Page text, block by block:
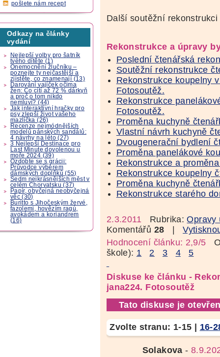
pošlete nám recept
Odkazy na články
vydání
Nejlepší volby pro šatník
tvého dítěte (1)
Onemocnění žlučníku –
poznejte ty nejčastější a
zjistěte, co znamenají (13)
Darování vajíček očima
žen: Co cítí až 72 % dárkyň
a proč o tom nikdo
nemluví? (44)
Jak interaktivní hračky pro
psy zlepší život vašeho
mazlíčka (26)
Recenze nejmódnějších
modelů pánských sandálů:
4 návrhy na léto (27)
3 Nejlepší Destinace pro
Last Minute dovolenou u
moře 2024 (39)
Ozdobte se s grácii:
Průvodce výběrem
dámských doplňků (55)
Sedm nejkrásnějších měst v
celém Chorvatsku (37)
Papír, obyčejná neobyčejná
věc (30)
Buritto s Jihočeským žervé,
fazolemi, hovězím ragú,
avokádem a koriandrem
(16)
Další soutěžní
Rekonstrukce a úpravy
Poslední čtenářská
Soutěžní rekonstrukce
Rekonstrukce koupelny
Fotosoutěž.
Rekonstrukce
Fotosoutěž.
Proměna kuchyně
Vlastní návrh kuchyně
Dvougenerační bydlení
Proměna panelákové
Rekonstrukce a
Rekonstrukce koupelny
Proměna kuchyně
Rekonstrukce starého
2.3.2011 Rubrika:Opravy
Komentářů 28 |
Hodnocení článku: 2,9/5
škole): 1 2 3 4 5
Diskuse ke článku -
jana224. Fotosoutěž
Tato diskuse je
Zvolte stranu: 1-15 16-
Solakova -